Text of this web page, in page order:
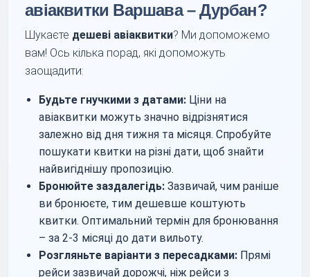
авіаквитки Варшава – Дурбан?
Шукаєте дешеві авіаквитки? Ми допоможемо
вам! Ось кілька порад, які допоможуть
заощадити:
Будьте гнучкими з датами: Ціни на
авіаквитки можуть значно відрізнятися
залежно від дня тижня та місяця. Спробуйте
пошукати квитки на різні дати, щоб знайти
найвигіднішу пропозицію.
Бронюйте заздалегідь: Зазвичай, чим раніше
ви бронюєте, тим дешевше коштують
квитки. Оптимальний термін для бронювання
– за 2-3 місяці до дати вильоту.
Розгляньте варіанти з пересадками: Прямі
рейси зазвичай дорожчі, ніж рейси з